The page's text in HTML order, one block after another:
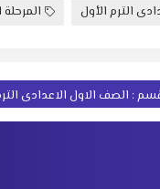
الترم الأول المرحلة
: الصف الاول الاعدادى